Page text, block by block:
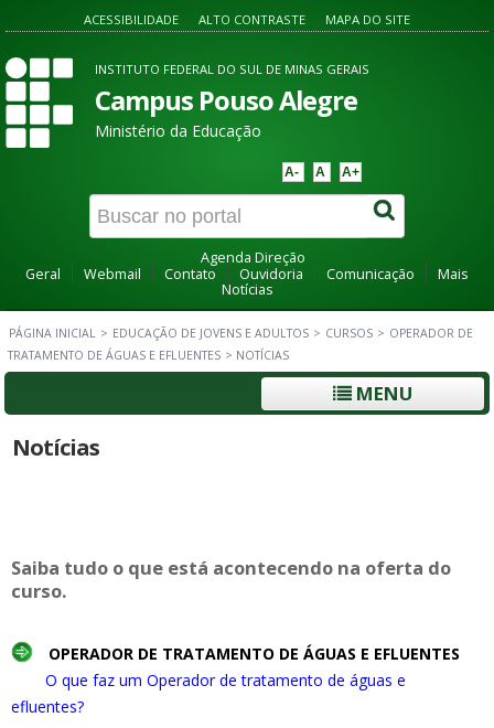
ACESSIBILIDADE ALTO CONTRASTE MAPA DO SITE
INSTITUTO FEDERAL DO SUL DE MINAS GERAIS
Campus Pouso Alegre
Ministério da Educação
A- A A+
Agenda Direção
Geral
Webmail Contato Ouvidoria Comunicação
Mais
Notícias
PÁGINA INICIAL > EDUCAÇÃO DE JOVENS E ADULTOS > CURSOS > OPERADOR DE
TRATAMENTO DE ÁGUAS E EFLUENTES > NOTÍCIAS
MENU
Notícias
Saiba tudo o que está acontecendo na oferta do
curso.
OPERADOR DE TRATAMENTO DE ÁGUAS E EFLUENTES
O que faz um Operador de tratamento de águas e
efluentes?